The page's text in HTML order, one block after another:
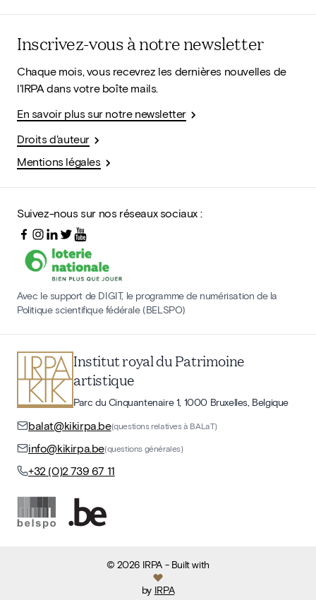
Inscrivez-vous à notre newsletter
Chaque mois, vous recevrez les dernières nouvelles de
l'IRPA dans votre boîte mails.
En savoir plus sur notre newsletter
Droits d'auteur
Mentions légales
Suivez-nous sur nos réseaux sociaux :
Avec le support de DIGIT, le programme de numérisation de la
Politique scientifique fédérale (BELSPO)
Institut royal du Patrimoine
artistique
Parc du Cinquantenaire 1, 1000 Bruxelles, Belgique
balat@kikirpa.be(questions relatives à BALaT)
info@kikirpa.be(questions générales)
+32 (0)2 739 67 11
©2026 IRPA- Built with
by IRPA